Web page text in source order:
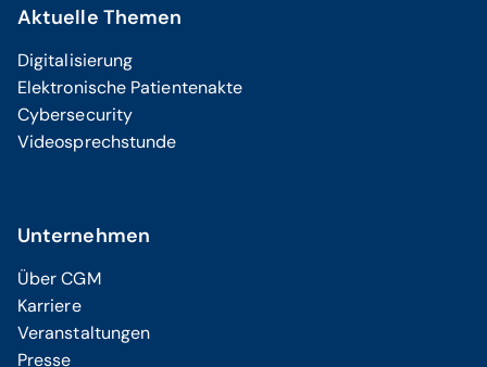
Aktuelle Themen
Digitalisierung
Elektronische Patientenakte
Cybersecurity
Videosprechstunde
Unternehmen
Über CGM
Karriere
Veranstaltungen
Presse